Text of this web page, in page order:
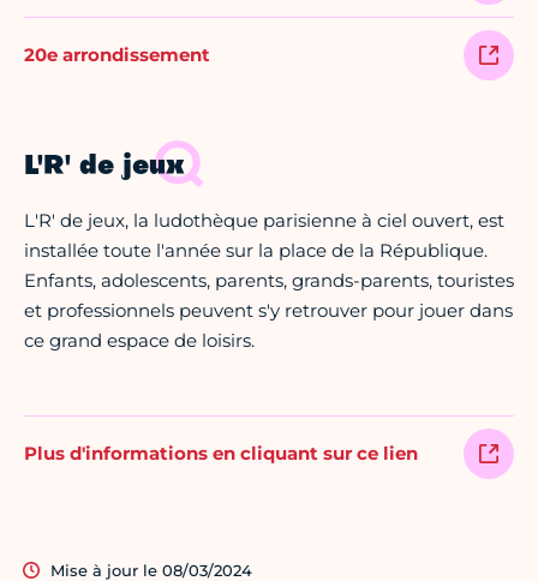
20e arrondissement
L'R' de jeux
L'R' de jeux, la ludothèque parisienne à ciel ouvert, est
installée toute l'année sur la place de la République.
Enfants, adolescents, parents, grands-parents, touristes
et professionnels peuvent s'y retrouver pour jouer dans
ce grand espace de loisirs.
Plus d'informations en cliquant sur ce lien
Mise à jour le 08/03/2024